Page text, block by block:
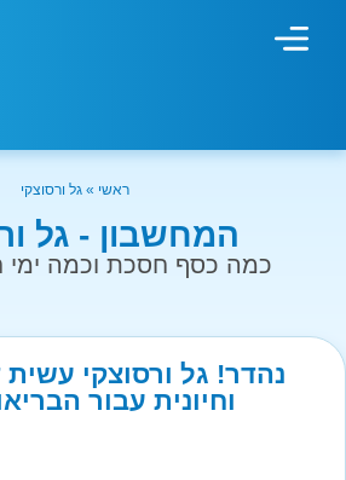
ראשי » גל ורסוצקי
המחשבון - גל
כמה כסף חסכת וכמה ימי
נהדר! גל ורסוצקי עשית
וחיונית עבור